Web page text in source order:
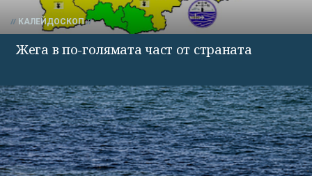
КАЛЕЙДОСКОП
Жега в по-голямата част от страната